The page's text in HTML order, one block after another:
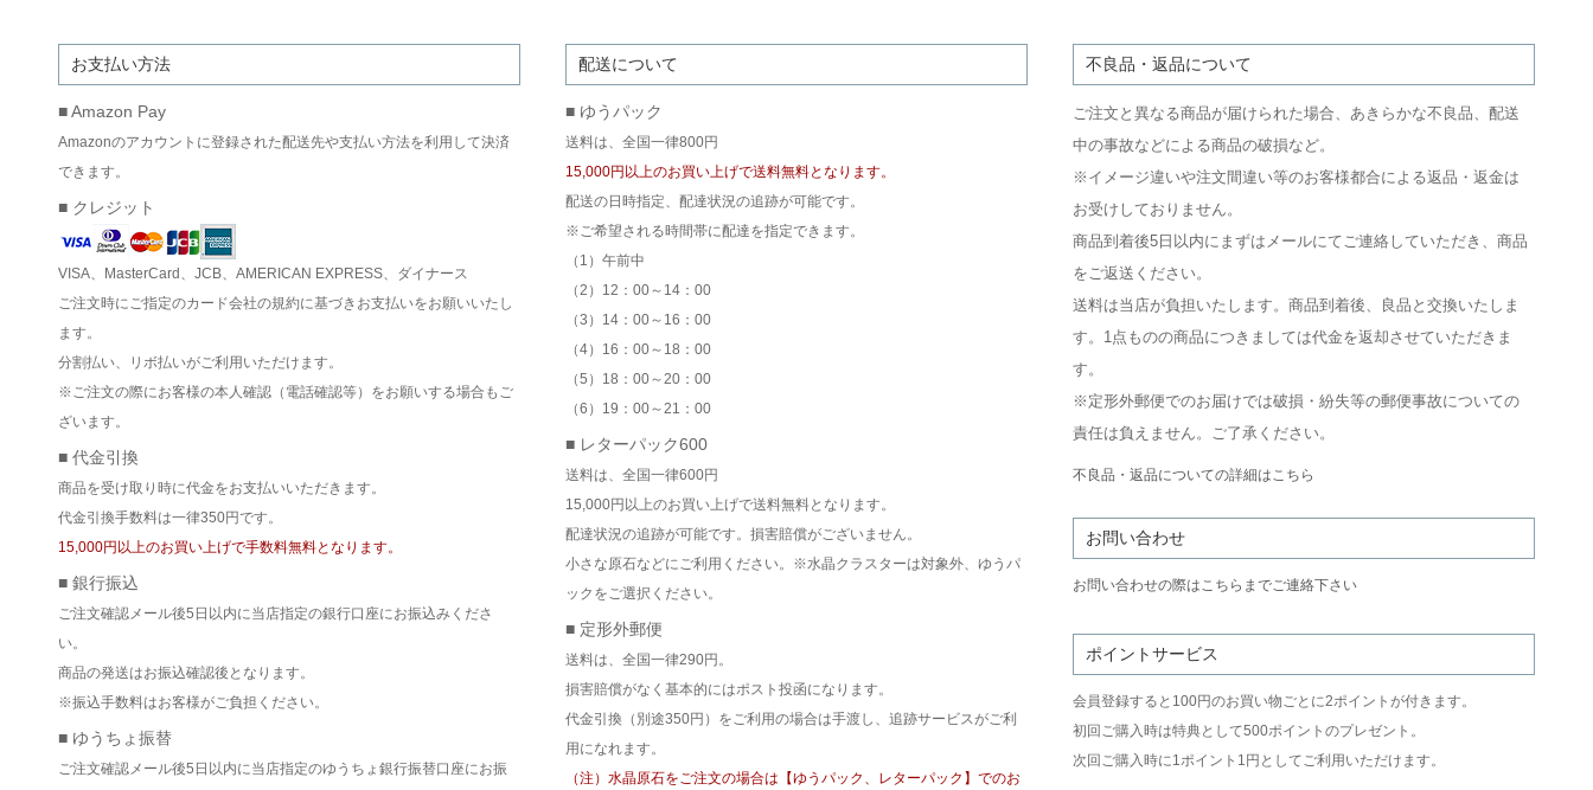
お支払い方法
■ Amazon Pay
Amazonのアカウントに登録された配送先や支払い方法を利用して決済
できます。
■ クレジット
VISA、MasterCard、JCB、AMERICAN EXPRESS、ダイナース
ご注文時にご指定のカード会社の規約に基づきお支払いをお願いいたし
ます。
分割払い、リボ払いがご利用いただけます。
※ご注文の際にお客様の本人確認（電話確認等）をお願いする場合もご
ざいます。
■ 代金引換
商品を受け取り時に代金をお支払いいただきます。
代金引換手数料は一律350円です。
15,000円以上のお買い上げで手数料無料となります。
■ 銀行振込
ご注文確認メール後5日以内に当店指定の銀行口座にお振込みくださ
い。
商品の発送はお振込確認後となります。
※振込手数料はお客様がご負担ください。
■ ゆうちょ振替
ご注文確認メール後5日以内に当店指定のゆうちょ銀行振替口座にお振
配送について
■ ゆうパック
送料は、全国一律800円
15,000円以上のお買い上げで送料無料となります。
配送の日時指定、配達状況の追跡が可能です。
※ご希望される時間帯に配達を指定できます。
（1）午前中
（2）12：00～14：00
（3）14：00～16：00
（4）16：00～18：00
（5）18：00～20：00
（6）19：00～21：00
■ レターパック600
送料は、全国一律600円
15,000円以上のお買い上げで送料無料となります。
配達状況の追跡が可能です。損害賠償がございません。
小さな原石などにご利用ください。※水晶クラスターは対象外、ゆうパ
ックをご選択ください。
■ 定形外郵便
送料は、全国一律290円。
損害賠償がなく基本的にはポスト投函になります。
代金引換（別途350円）をご利用の場合は手渡し、追跡サービスがご利
用になれます。
（注）水晶原石をご注文の場合は【ゆうパック、レターパック】でのお
不良品・返品について
ご注文と異なる商品が届けられた場合、あきらかな不良品、配送
中の事故などによる商品の破損など。
※イメージ違いや注文間違い等のお客様都合による返品・返金は
お受けしておりません。
商品到着後5日以内にまずはメールにてご連絡していただき、商品
をご返送ください。
送料は当店が負担いたします。商品到着後、良品と交換いたしま
す。1点ものの商品につきましては代金を返却させていただきま
す。
※定形外郵便でのお届けでは破損・紛失等の郵便事故についての
責任は負えません。ご了承ください。
不良品・返品についての詳細はこちら
お問い合わせ
お問い合わせの際はこちらまでご連絡下さい
ポイントサービス
会員登録すると100円のお買い物ごとに2ポイントが付きます。
初回ご購入時は特典として500ポイントのプレゼント。
次回ご購入時に1ポイント1円としてご利用いただけます。